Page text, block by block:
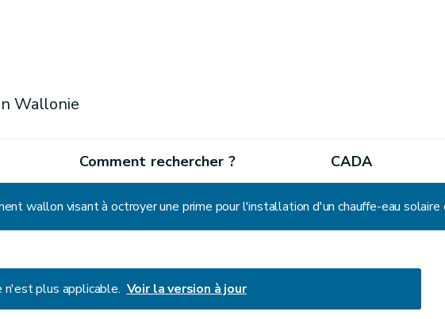
Wallonie
Comment rechercher ? CADA
plus applicable. Voir la version à jour